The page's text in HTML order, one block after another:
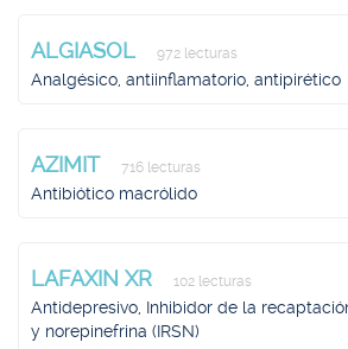
ALGIASOL 972 lecturas
Analgésico, antiinflamatorio, antipirético
AZIMIT 716 lecturas
Antibiótico macrólido
LAFAXIN XR 102 lecturas
Antidepresivo, Inhibidor de la
y norepinefrina (IRSN)